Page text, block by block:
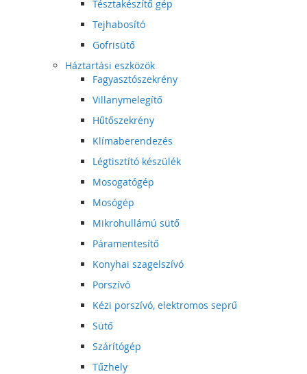
Tésztakészítő gép
Tejhabosító
Gofrisütő
Háztartási eszközök
Fagyasztószekrény
Villanymelegítő
Hűtőszekrény
Klímaberendezés
Légtisztító készülék
Mosogatógép
Mosógép
Mikrohullámú sütő
Páramentesítő
Konyhai szagelszívó
Porszívó
Kézi porszívó, elektromos seprű
Sütő
Szárítógép
Tűzhely